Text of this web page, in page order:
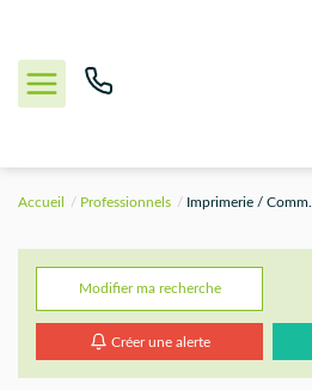
ACHETER
LOUER
Accueil Professionnels Imprimerie / Comm.
Modifier ma recherche
Créer une alerte